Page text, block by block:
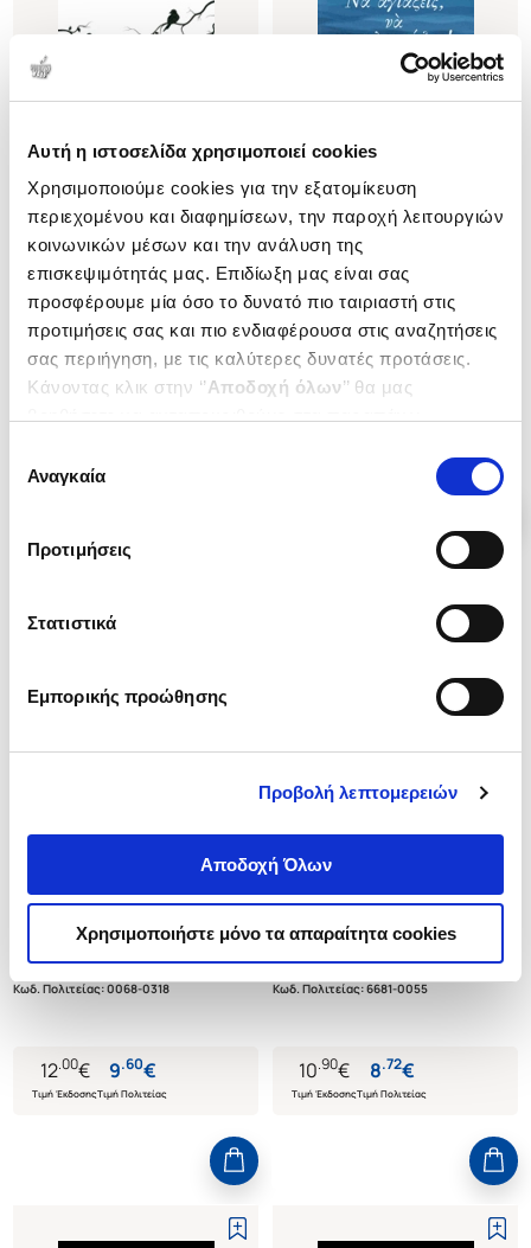
Αυτή η ιστοσελίδα χρησιμοποιεί cookies
Χρησιμοποιούμε cookies για την εξατομίκευση
περιεχομένου και διαφημίσεων, την παροχή λειτουργιών
κοινωνικών μέσων και την ανάλυση της
επισκεψιμότητάς μας. Επιδίωξη μας είναι σας
προσφέρουμε μία όσο το δυνατό πιο ταιριαστή στις
προτιμήσεις σας και πιο ενδιαφέρουσα στις αναζητήσεις
σας περιήγηση, με τις καλύτερες δυνατές προτάσεις.
Κάνοντας κλικ στην ‘’Αποδοχή όλων’’ θα μας
ενδιαφέρουν και να επιλέξετε από τα παρακάτω με την
΄΄και να ενημερωθείτε σχετικά με
συγκατάθεσης
Αναγκαία
Προτιμήσεις
Στατιστικά
Εμπορικής προώθησης
Προβολή λεπτομερειών
Αποδοχή Όλων
Χρησιμοποιήστε μόνο τα απαραίτητα cookies
(0)
ΑΓΙΟΡΕΙΤΙΚΕΣ ΚΟΥΒΕΝΤΕΣ
ΜΙΚΡΑ ΜΥΣΤΙΚΑ ΓΙΑ ΜΙΑ
ΟΜΟΡΦΗ ΚΑΘΗΜΕΡΙΝΗ ΖΩΗ
ΤΑΜΠΑΚΗΣ ΔΙΟΝΥΣΙΟΣ (π.)
Κωδ. Πολιτείας:0068-0196
12 € 10 €
(0)
Να αγιάζεις, να καταλαγιάζεις!
ΤΑΜΠΑΚΗΣ ΔΙΟΝΥΣΙΟΣ (π.)
Κωδ. Πολιτείας:0068-0338
11 € 9 €
Άγιοι που γελούν και περιγελούν
την ματαιότητα
ΤΑΜΠΑΚΗΣ ΔΙΟΝΥΣΙΟΣ (π.)
Κωδ. Πολιτείας:0068-0318
12.00€
Τιμή Έκδοσης
9.60€
Τιμή Πολιτείας
ΚΑΛΩΣ ΣΕ ΒΡΗΚΑ, ΣΜΥΡΝΗ
1922-2022
ΤΑΜΠΑΚΗΣ ΔΙΟΝΥΣΙΟΣ (π.)
Κωδ. Πολιτείας:6681-0055
10.90€
Τιμή Έκδοσης
8.72€
Τιμή Πολιτείας